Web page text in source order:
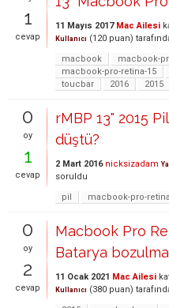
1
cevap
11 Mayıs 2017 Mac Ailesi
Kullanıcı (120 puan)
macbook
macbook-
macbook-pro-retina-15
toucbar
2016 2015
0
oy
1
cevap
rMBP 13" 2015
düştü?
2 Mart 2016 nicksizadam
soruldu
pil
macbook-pro-
0
oy
2
cevap
Macbook Pro
Batarya
11 Ocak 2021 Mac Ailesi
Kullanıcı (380 puan)